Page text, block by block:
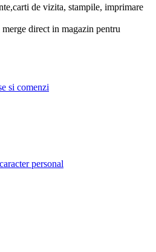
de vizita, stampile, imprimare
direct in magazin pentru
si comenzi
personal